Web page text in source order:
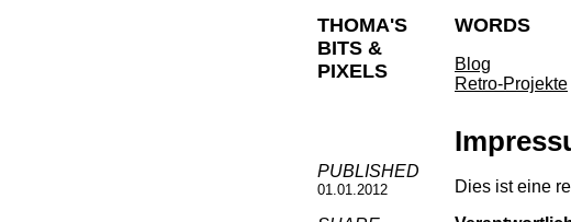
THOMA'S
BITS &
PIXELS
WORDS
Blog
Retro-Projekte
PUBLISHED
01.01.2012
Dies ist eine